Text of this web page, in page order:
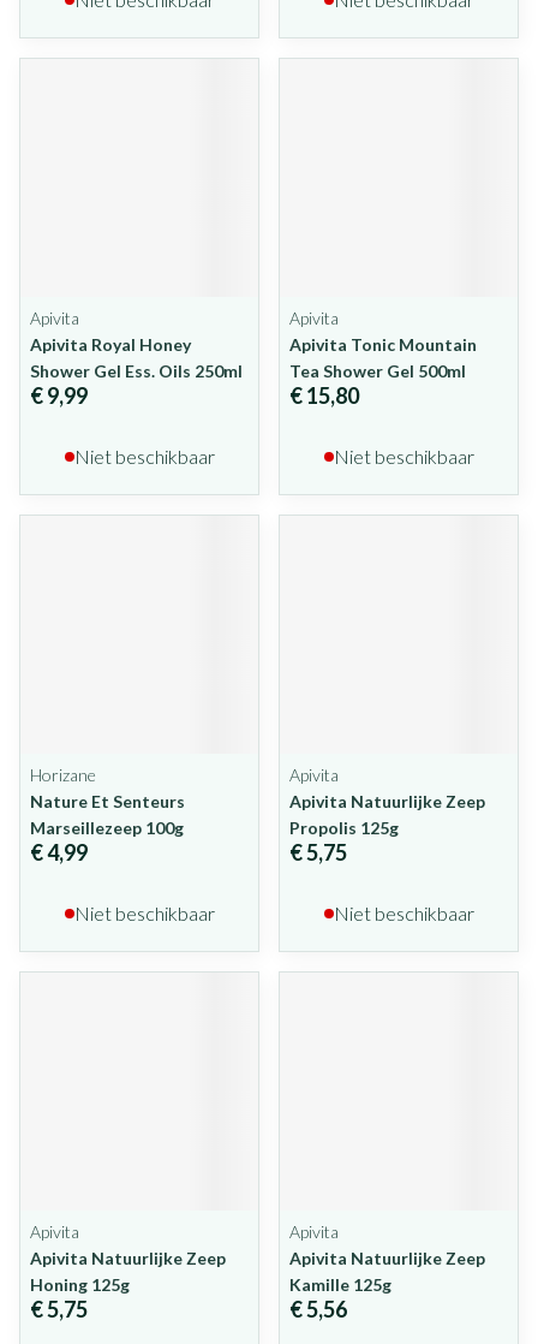
Apivita
Apivita Royal Honey
Shower Gel Ess. Oils 250ml
€ 9,99
Niet beschikbaar
Apivita
Apivita Tonic Mountain
Tea Shower Gel 500ml
€ 15,80
Niet beschikbaar
Horizane
Nature Et Senteurs
Marseillezeep 100g
€ 4,99
Niet beschikbaar
Apivita
Apivita Natuurlijke Zeep
Propolis 125g
€ 5,75
Niet beschikbaar
Apivita
Apivita Natuurlijke Zeep
Honing 125g
€ 5,75
Apivita
Apivita Natuurlijke Zeep
Kamille 125g
€ 5,56